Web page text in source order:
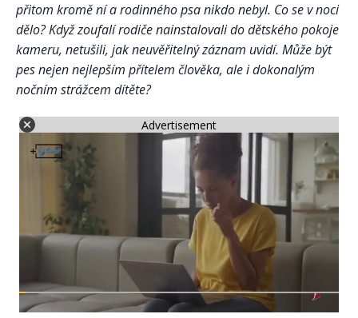
přitom kromě ní a rodinného psa nikdo nebyl. Co se v noci
dělo? Když zoufalí rodiče nainstalovali do dětského pokoje
kameru, netušili, jak neuvěřitelný záznam uvidí. Může být
pes nejen nejlepším přítelem člověka, ale i dokonalým
nočním strážcem dítěte?
Advertisement